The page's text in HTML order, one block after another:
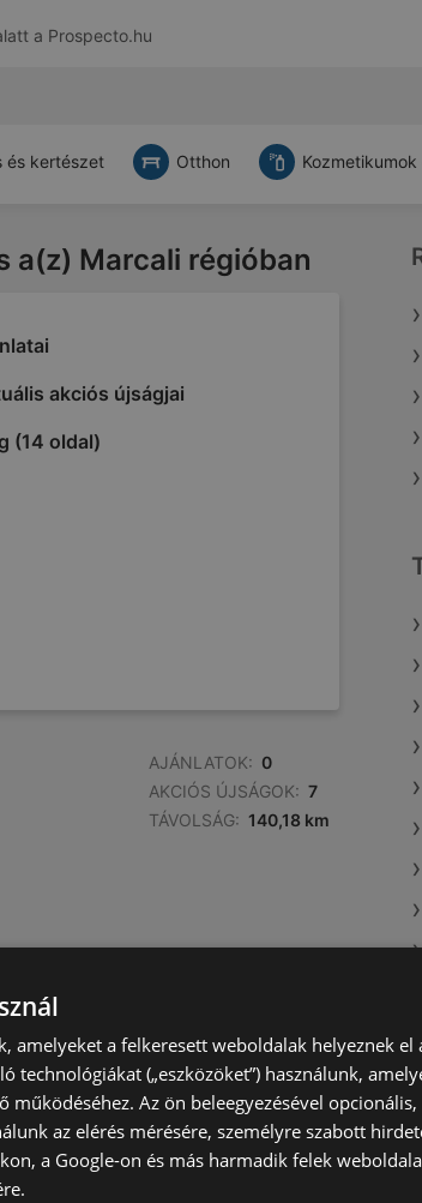
a Prospecto.hu
és kertészet Otthon Kozmetikumok
Marcali régióban
akciós újságjai
(14 oldal)
AJÁNLATOK: 0
AKCIÓS ÚJSÁGOK: 7
TÁVOLSÁG: 140,18 km
amelyeket a felkeresett weboldalak helyeznek el
technológiákat („eszközöket”) használunk,
működéséhez. Az ön beleegyezésével
az elérés mérésére, személyre szabott
a Google-on és más harmadik felek